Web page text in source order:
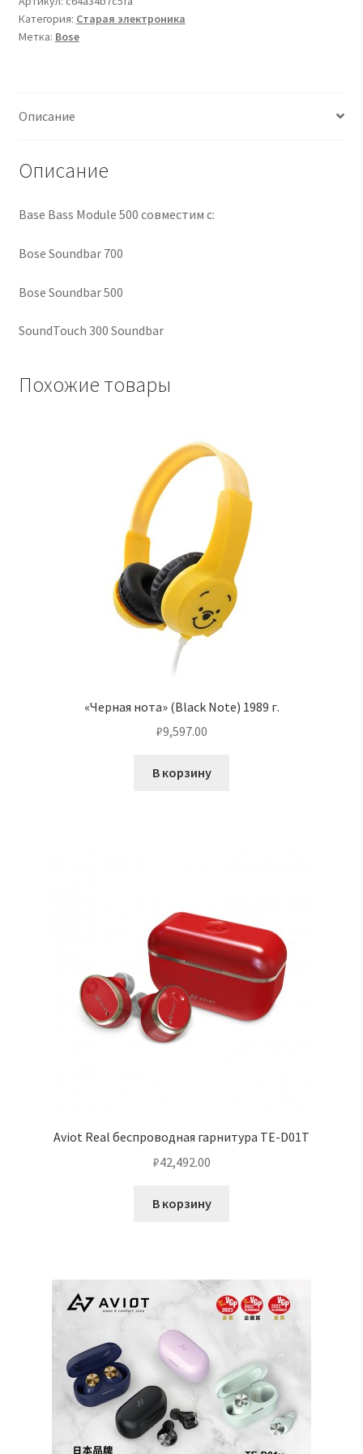
кондиционеров по оптовым ценам, ниже рыночных
кондиционирования
Прокладка трасс для кондиционеров
Сервисное обслуживание кондиционеров
Средства для дезинфекции кондиционеров
Средства для чистки кондиционеров
Услуги альпинистов при установке и обслуживании
500
Категория: Старая электроника
Метка: Bose
Описание
Описание
Base Bass Module 500 совместим с:
Bose Soundbar 700
Bose Soundbar 500
SoundTouch 300 Soundbar
Похожие товары
«Черная нота» (Black Note) 1989 г.
₽9,597.00
В корзину
Aviot Real беспроводная гарнитура TE-D01T
₽42,492.00
В корзину